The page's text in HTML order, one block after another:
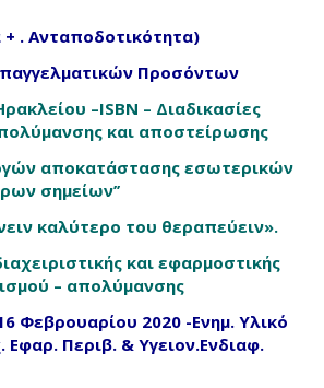
+ . Ανταποδοτικότητα)
Προσόντων
–ISBN – Διαδικασίες
και αποστείρωσης
αποκατάστασης εσωτερικών
σημείων’’
καλύτερο του θεραπεύειν».
και εφαρμοστικής
– απολύμανσης
Φεβρουαρίου 2020 -Ενημ. Υλικό
Εφαρ. Περιβ. & Υγειον.Ενδιαφ.